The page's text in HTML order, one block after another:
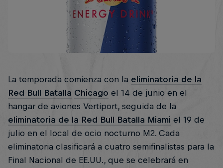
La temporada comienza con la eliminatoria de la
Red Bull Batalla Chicago el 14 de junio en el
hangar de aviones Vertiport, seguida de la
eliminatoria de la Red Bull Batalla Miami el 19 de
julio en el local de ocio nocturno M2. Cada
eliminatoria clasificará a cuatro semifinalistas para la
Final Nacional de EE.UU., que se celebrará en